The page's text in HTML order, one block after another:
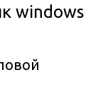
windows